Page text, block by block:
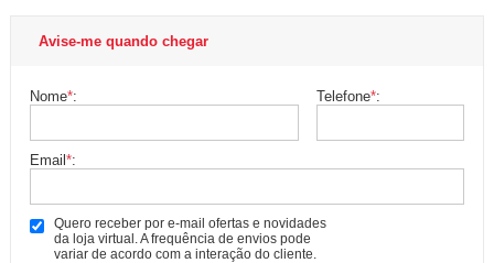
Avise-me quando chegar
Nome*: Telefone*:
Email*:
Quero receber por e-mail ofertas e novidades
da loja virtual. A frequência de envios pode
variar de acordo com a interação do cliente.